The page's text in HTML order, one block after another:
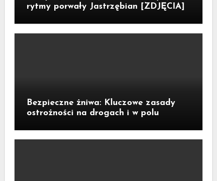
rytmy porwały Jastrzębian [ZDJĘCIA]
Bezpieczne żniwa: Kluczowe zasady
ostrożności na drogach i w polu